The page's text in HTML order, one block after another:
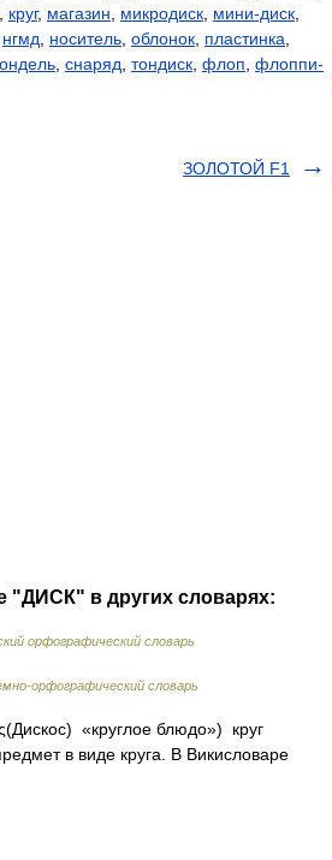
круг, магазин микродиск мини-диск
нгмд носитель облонок пластинка
снаряд тондиск флоп флоппи-
ЗОЛОТОЙ F1
"ДИСК" в других словарях:
орфографический словарь
орфографический словарь
«круглое блюдо») круг
в виде круга. В Викисловаре